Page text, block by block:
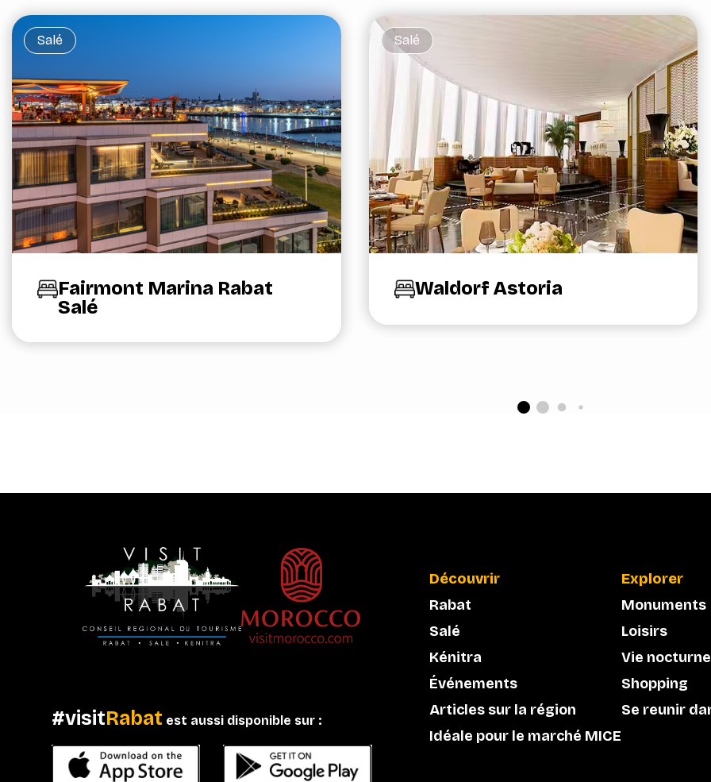
Salé
Fairmont Marina Rabat
Salé
Salé
Waldorf Astoria
#visitRabat est aussi disponible sur :
Découvrir
Rabat
Salé
Kénitra
Événements
Articles sur la région
Idéale pour le marché MICE
Explorer
Monuments
Loisirs
Vie nocturne
Shopping
Se reunir